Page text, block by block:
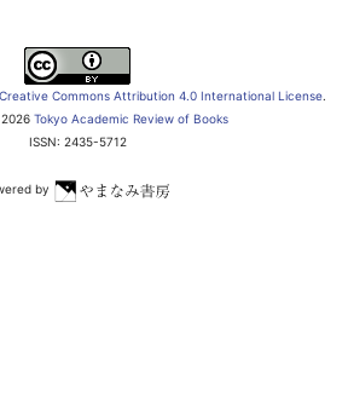
Creative Commons Attribution 4.0 International License.
2026 Tokyo Academic Review of Books
ISSN: 2435-5712
by